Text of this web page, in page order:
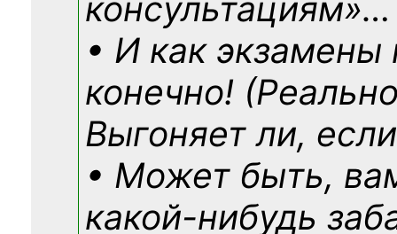
консультациям»…
• И как экзамены
конечно!
Выгоняет ли,
• Может быть,
какой-нибудь